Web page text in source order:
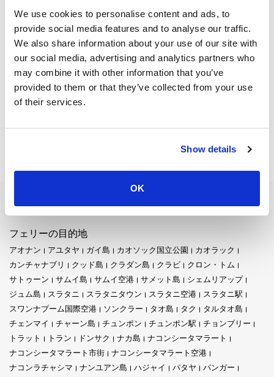
We use cookies to personalise content and ads, to
provide social media features and to analyse our traffic.
We also share information about your use of our site with
our social media, advertising and analytics partners who
may combine it with other information that you’ve
provided to them or that they’ve collected from your use
of their services.
Show details
OK
形成や美しい青い海で知られています。パンガー湾についても
っと知り、自然に溢れる冒険の準備をしましょう。
ピピ諸島行きのフェリー:Ao Por Pierからの人気ルートの1つが、
象徴的なピピ諸島へのフェリーです。これらのフェリーは、息
をのむようなピピ・レイやピピ・ドンを含むピピ諸島への忘れ
られない旅を提供します。Ao Por Pierから定期的に出発するこれ
らのフェリーは、ピピの美しい風景と活気ある地元の雰囲気を
Ao Por Pierからアクセスできるもう一つの
ずかな距離にあり、静けさを求める人々にとっての楽園です。
手つかずのビーチ、豊かな緑、リラックスした雰囲気が、喧騒
離れた本物のタイの体験を提供します。
ラチャ島（コ・ラチャ）への冒険:冒険や多彩な海洋生物を求め
ているなら、Ao Por Pierからラチャ島（コ・ラチャ）に向かいま
イという2つの主要な島で構成され、それぞれがユニークな体験
を提供します。ラチャ・ヤイは透明な水で有名で、シュノーケ
リングやダイビングに最適な場所です。
色とりどりの魚と一緒に泳ぎ、鮮やかなサンゴ礁を探検できま
す。一方、ラチャ・ノイは開発が進んでおらず、静かな雰囲気
フェリーの目的地
アオナン アユタヤ ガイ島 カオソック国立公園
カオラック
カンチャナブリ
クッド島 クラダン島 クラビ
クロン・トム
サトゥーン
サムイ島 サムイ空港 サメット島
シェムリアップ
ジュム島
スラタニ スラタニタウン スラタニ空港
スラタニ駅
スワンナプーム国際空港
ソンクラー タオ島 タク
タルタオ島
チェンマイ
チャーン島 チュンポン チュンポン駅
チョンブリー
トラット
トラン ドンサク ナカ島
ナコンシータマラート
ナコンシータマラート市街
ナコンシータマラート空港
ナコンラチャシマ
ナンユアン島 ハジャイ パタヤ
パンガー